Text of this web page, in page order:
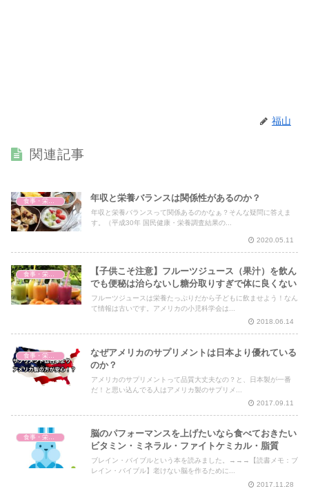
福山
関連記事
食事・栄養・サプリ 年収と栄養バランスは関係性があるのか？
年収と栄養バランスって関係あるのかなぁ？そんな疑問に答えま
す。（平成30年 国民健康・栄養調査結果の...
2020.05.11
【子供こそ注意】フルーツジュース（果汁）を飲ん
でも便秘は治らないし糖分取りすぎで体に良くない
フルーツジュースは栄養たっぷりだから子どもに飲ませよう！なん
て情報は古いです。アメリカの小児科学会は...
2018.06.14
なぜアメリカのサプリメントは日本より優れている
のか？
アメリカのサプリメントって品質大丈夫なの？と、日本製が一番
だ！と思い込んでる人はアメリカ製のサプリメ...
2017.09.11
脳のパフォーマンスを上げたいなら食べておきたい
ビタミン・ミネラル・ファイトケミカル・脂質
ブレイン・バイブルという本を読みました。→→→【読書メモ：ブ
レイン・バイブル】老けない脳を作るために...
2017.11.28